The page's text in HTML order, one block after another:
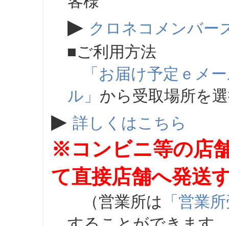
▶ クロネコメンバー
■ご利用方法
「お届け予定ｅメ
ル」 から受取場所を
▶ 詳しくはこちら
※コンビニ等の店
て直接店舗へ発送
（営業所は 「営業